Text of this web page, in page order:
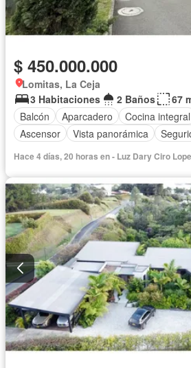
$ 450.000.000
Lomitas, La Ceja
3 Habitaciones
2 Baños
67
Balcón
Aparcadero Cocina integral
Ascensor
Vista panorámica
Hace 4 días, 20 horas en - Luz Dary Ciro